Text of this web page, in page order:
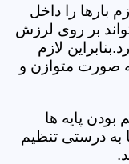
بارها را داخل
بر روی لرزش
لازم
صورت متوازن و
پایه ها
به درستی تنظیم